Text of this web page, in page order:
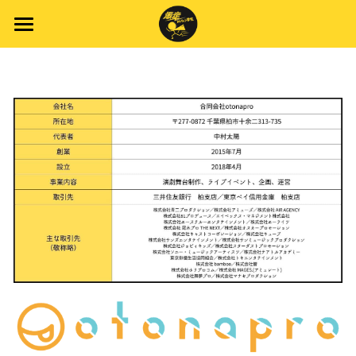
Home
About Us
New Stage
Stage
Youtube
Company